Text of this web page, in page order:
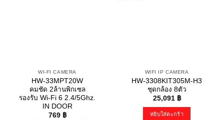
WI-FI CAMERA
HW-33MPT20W
คมชัด 2ล้านพิกเซล
รองรับ Wi-Fi 6 2.4/5Ghz.
IN DOOR
769 ฿
WIFI IP CAMERA
HW-3308KIT305M-H3
ชุดกล้อง 8ตัว
25,091 ฿
หยิบใส่ตะกร้า